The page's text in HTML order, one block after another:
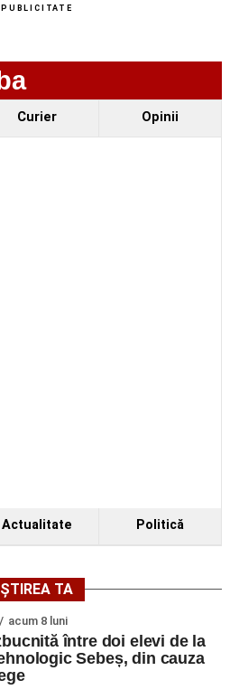
PUBLICITATE
Curier Opinii
Actualitate Politică
ȘTIREA TA
acum 8 luni
între doi elevi de la
Sebeș, din cauza